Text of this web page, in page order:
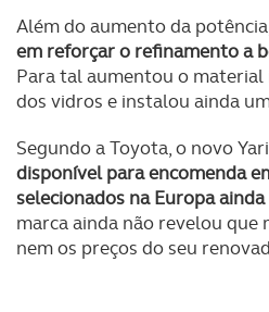
Além do aumento da
em reforçar o refinamento a
Para tal aumentou o material
dos vidros e instalou ainda
Segundo a Toyota, o novo
disponível para encomenda
selecionados na Europa
marca ainda não revelou que
nem os preços do seu